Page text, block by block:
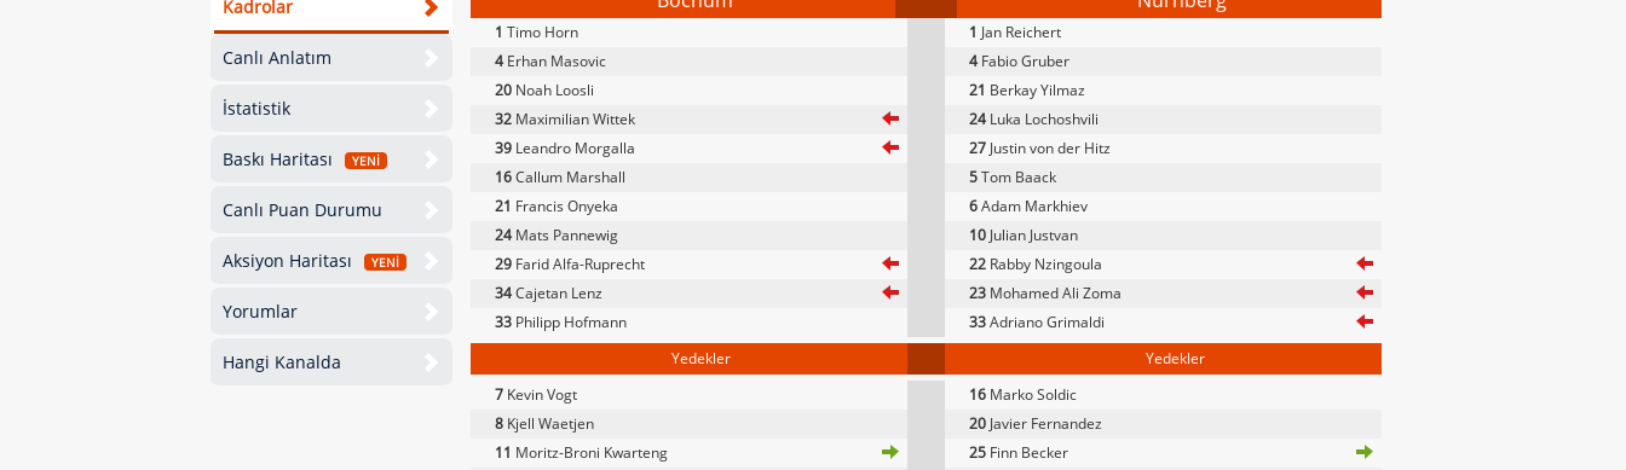
Kadrolar
Canlı Anlatım
İstatistik
Baskı Haritası YENİ
Canlı Puan Durumu
Aksiyon Haritası YENİ
Yorumlar
Hangi Kanalda
1 Timo Horn 1 Jan Reichert
4 Erhan Masovic 4 Fabio Gruber
20 Noah Loosli 21 Berkay Yilmaz
32 Maximilian Wittek 24 Luka Lochoshvili
39 Leandro Morgalla 27 Justin von der Hitz
16Callum Marshall 5Tom Baack
21 Francis Onyeka 6Adam Markhiev
24 Mats Pannewig 10 Julian Justvan
29 Farid Alfa-Ruprecht 22 Rabby Nzingoula
34Cajetan Lenz 23 Mohamed Ali Zoma
33 Philipp Hofmann 33Adriano Grimaldi
Yedekler
Yedekler
7 Kevin Vogt 16 Marko Soldic
8 Kjell Waetjen 20 Javier Fernandez
11 Moritz-Broni Kwarteng 25 Finn Becker